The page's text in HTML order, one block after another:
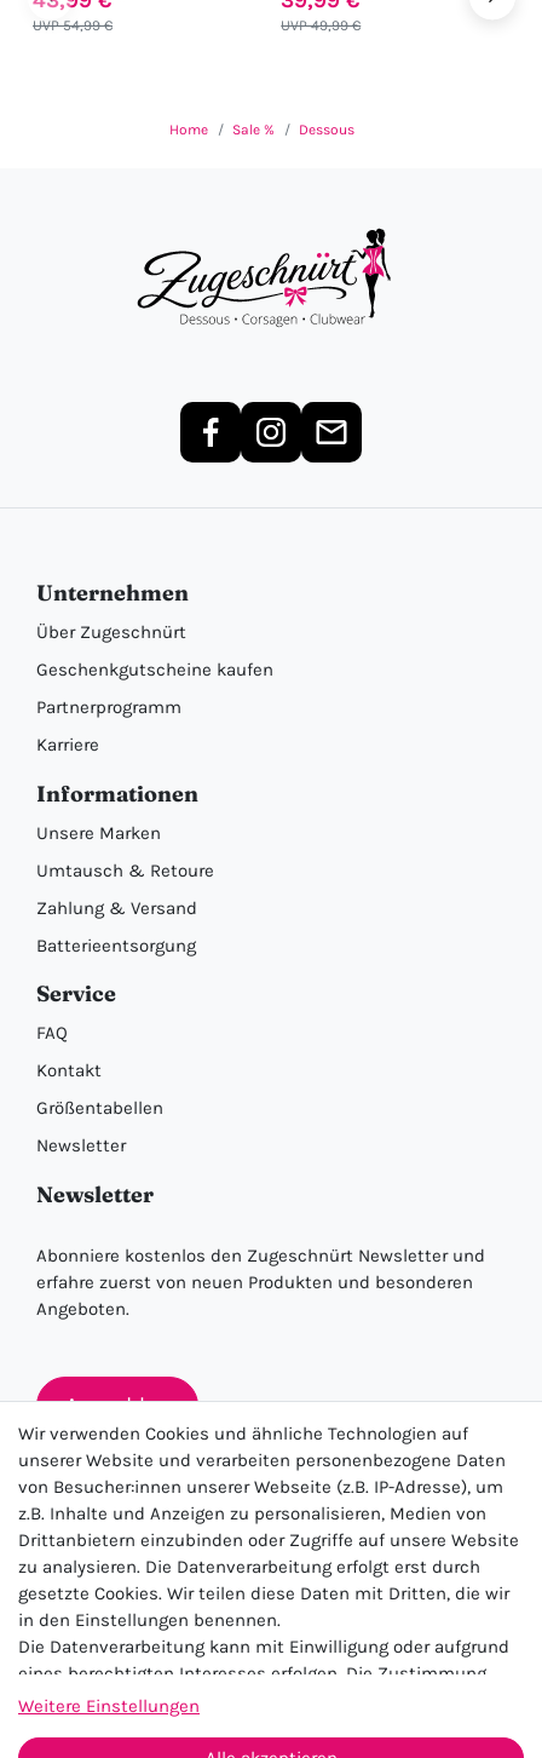
UVP 54,99 € UVP 49,99 €
Home Sale % Dessous
Unternehmen
Über Zugeschnürt
Geschenkgutscheine kaufen
Partnerprogramm
Karriere
Informationen
Unsere Marken
Umtausch & Retoure
Zahlung & Versand
Batterieentsorgung
Service
FAQ
Kontakt
Größentabellen
Newsletter
Newsletter
Abonniere kostenlos den Zugeschnürt Newsletter und
erfahre zuerst von neuen Produkten und besonderen
Angeboten.
Anmelden
★★★★★
4.5 / 5.0 (23.143)
Impressum Daten­schutz­erklärung AGB
Wir verwenden Cookies und ähnliche Technologien auf
unserer Website und verarbeiten personenbezogene Daten
von Besucher:innen unserer Webseite (z.B. IP-Adresse), um
z.B. Inhalte und Anzeigen zu personalisieren, Medien von
Drittanbietern einzubinden oder Zugriffe auf unsere Website
zu analysieren. Die Datenverarbeitung erfolgt erst durch
gesetzte Cookies. Wir teilen diese Daten mit Dritten, die wir
in den Einstellungen benennen.
Die Datenverarbeitung kann mit Einwilligung oder aufgrund
eines berechtigten Interesses erfolgen. Die Zustimmung
kann erteilt oder abgelehnt werden. Es besteht das Recht,
Zeitpunkt zu ändern oder zu widerrufen. Beachten Sie unser
Weitere Einstellungen